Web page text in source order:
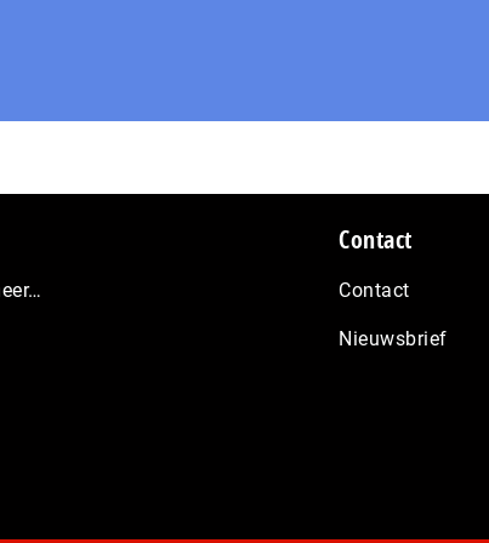
Contact
Contact
Nieuwsbrief